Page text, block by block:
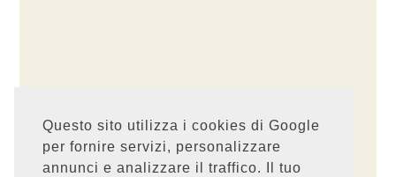
Questo sito utilizza i cookies di Google
per fornire servizi, personalizzare
annunci e analizzare il traffico. Il tuo